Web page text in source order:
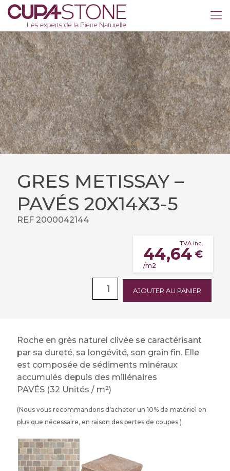
GRES METISSAY –
PAVÉS 20X14X3-5
REF 2000042144
44,64 €
TVA inc.
/m2
AJOUTER AU PANIER
Roche en grès naturel clivée se caractérisant
par sa dureté, sa longévité, son grain fin. Elle
est composée de sédiments minéraux
accumulés depuis des millénaires
PAVÉS (32 Unités / m²)
(Nous vous recommandons d’acheter un 10% de matériel en
plus que nécessaire, en raison des pertes de coupes.)